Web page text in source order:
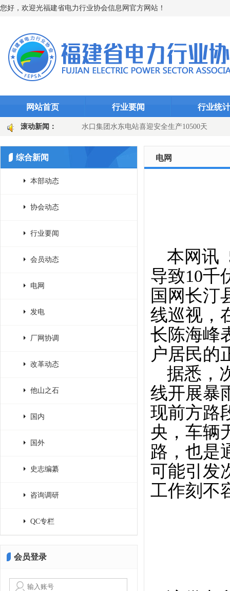
您好，欢迎光福建省电力行业协会信息网官方网站！
网站首页 行业要闻 行业统计
滚动新闻：
智能防线”（图文) 水口集团水东电站喜迎安全生产10500天
国网长汀县供电公司：主变换“心”提质效 乡镇电网添动能（图文
综合新闻
本部动态
协会动态
行业要闻
会员动态
电网
发电
厂网协调
改革动态
他山之石
国内
国外
史志编纂
咨询调研
QC专栏
会员登录
电网
本网讯
导致10千
国网长汀
线巡视，
长陈海峰
户居民的
据悉，
线开展暴
现前方路
央，车辆
路，也是
可能引发
工作刻不